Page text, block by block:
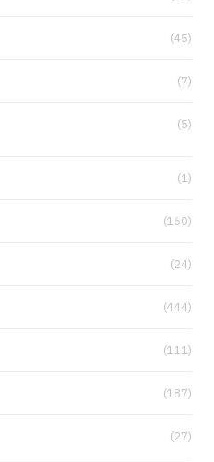
(45)
(7)
(5)
(1)
(160)
(24)
(444)
(111)
(187)
(27)